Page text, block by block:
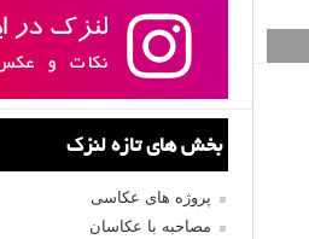
بخش های تازه لنزک
پروژه های عکاسی
مصاحبه با عکاسان